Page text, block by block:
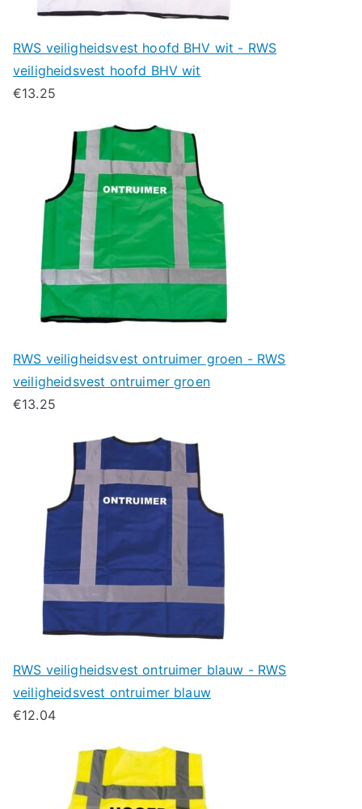
RWS veiligheidsvest hoofd BHV wit - RWS
veiligheidsvest hoofd BHV wit
€13.25
RWS veiligheidsvest ontruimer groen - RWS
veiligheidsvest ontruimer groen
€13.25
RWS veiligheidsvest ontruimer blauw - RWS
veiligheidsvest ontruimer blauw
€12.04